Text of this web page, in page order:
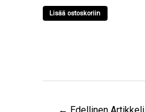
Lisää ostoskoriin
← Edellinen Artikkeli